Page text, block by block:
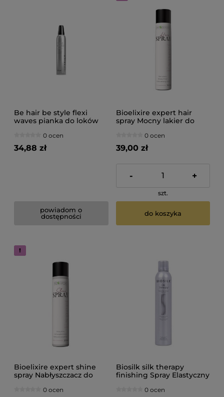
Be hair be style flexi
waves pianka do loków
0 ocen
34,88 zł
powiadom o
dostępności
Bioelixire expert hair
spray Mocny lakier do
0 ocen
39,00 zł
- +
szt.
do koszyka
Bioelixire expert shine
spray Nabłyszczacz do
0 ocen
Biosilk silk therapy
finishing Spray Elastyczny
0 ocen